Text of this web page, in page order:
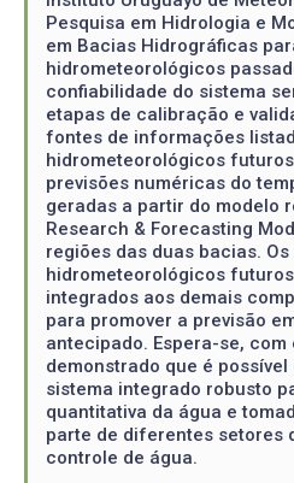
Pesquisa em Hidrologia e
em Bacias Hidrográficas
hidrometeorológicos
confiabilidade do sistema
etapas de calibração e
fontes de informações
hidrometeorológicos
previsões numéricas do
geradas a partir do modelo
Research & Forecasting
regiões das duas bacias. Os
hidrometeorológicos
integrados aos demais
para promover a previsão
antecipado. Espera-se,
demonstrado que é
sistema integrado robusto
quantitativa da água e
parte de diferentes setores
controle de água.